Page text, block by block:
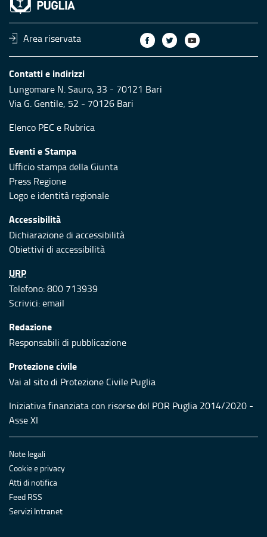
Area riservata
Contatti e indirizzi
Lungomare N. Sauro, 33 - 70121 Bari
Via G. Gentile, 52 - 70126 Bari
Elenco PEC e Rubrica
Eventi e Stampa
Ufficio stampa della Giunta
Press Regione
Logo e identità regionale
Accessibilità
Dichiarazione di accessibilità
Obiettivi di accessibilità
URP
Telefono: 800 713939
Scrivici:email
Redazione
Responsabili di pubblicazione
Protezione civile
Vai al sito di Protezione Civile Puglia
Iniziativa finanziata con risorse del POR Puglia 2014/2020 -
Asse XI
Note legali
Cookie e privacy
Atti di notifica
Feed RSS
Servizi Intranet